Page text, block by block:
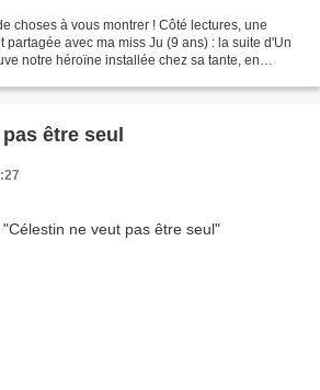
choses à vous montrer ! Côté lectures, une
partagée avec ma miss Ju (9 ans) : la suite d'Un
notre héroïne installée chez sa tante, en
être seul